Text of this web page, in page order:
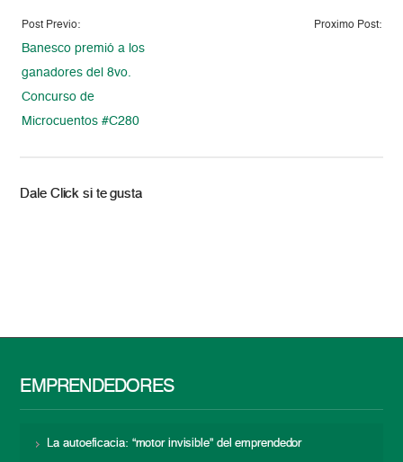
Post Previo:
Banesco premió a los
ganadores del 8vo.
Concurso de
Microcuentos #C280
Proximo Post:
Dale Click si te gusta
EMPRENDEDORES
La autoeficacia: “motor invisible” del emprendedor